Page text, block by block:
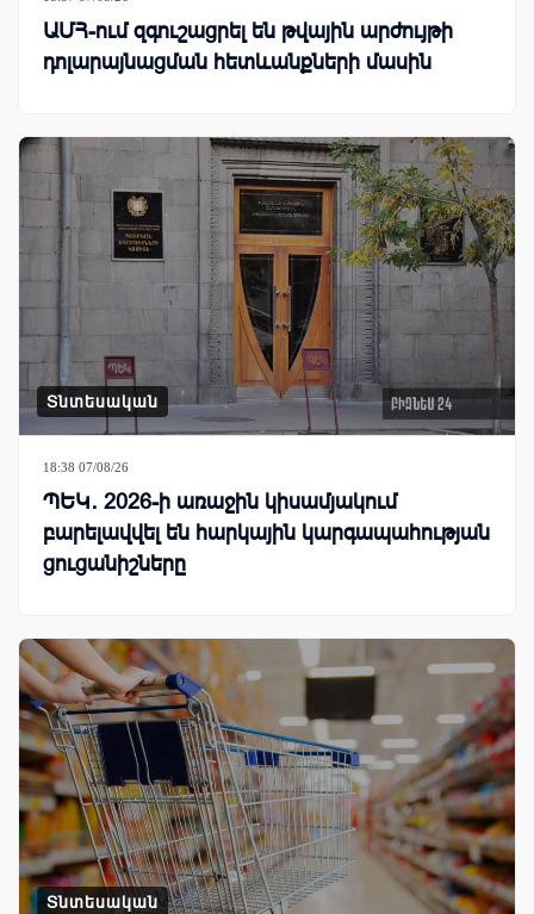
ԱՄՀ-ում զգուշացրել են թվային արժույթի
դոլարայնացման հետևանքների մասին
Տնտեսական
18:38 07/08/26
ՊԵԿ․ 2026-ի առաջին կիսամյակում
բարելավվել են հարկային կարգապահության
ցուցանիշները
Տնտեսական